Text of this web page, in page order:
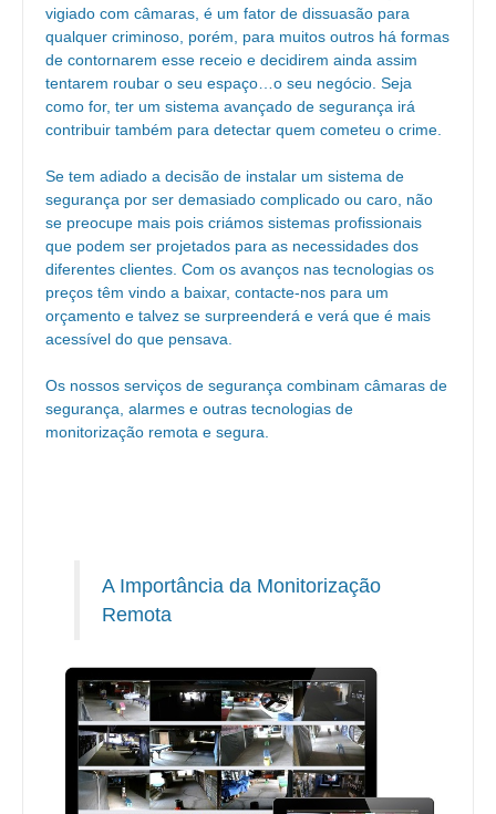
vigiado com câmaras, é um fator de dissuasão para
qualquer criminoso, porém, para muitos outros há formas
de contornarem esse receio e decidirem ainda assim
tentarem roubar o seu espaço…o seu negócio. Seja
como for, ter um sistema avançado de segurança irá
contribuir também para detectar quem cometeu o crime.
Se tem adiado a decisão de instalar um sistema de
segurança por ser demasiado complicado ou caro, não
se preocupe mais pois criámos sistemas profissionais
que podem ser projetados para as necessidades dos
diferentes clientes. Com os avanços nas tecnologias os
preços têm vindo a baixar, contacte-nos para um
orçamento e talvez se surpreenderá e verá que é mais
acessível do que pensava.
Os nossos serviços de segurança combinam câmaras de
segurança, alarmes e outras tecnologias de
monitorização remota e segura.
A Importância da Monitorização
Remota